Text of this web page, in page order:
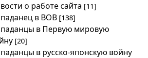
о работе сайта [11]
в ВОВ [138]
в Первую мировую
[20]
в русско-японскую войну